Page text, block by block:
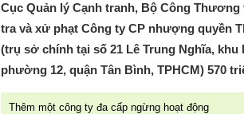
Cục Quản lý Cạnh tranh, Bộ Công Thương
tra và xử phạt Công ty CP nhượng quyền
(trụ sở chính tại số 21 Lê Trung Nghĩa, khu
phường 12, quận Tân Bình, TPHCM) 570
Thêm một công ty đa cấp ngừng hoạt động